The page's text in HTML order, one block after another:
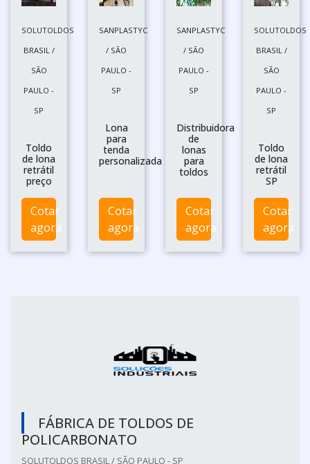
SOLUTOLDOS
BRASIL /
SÃO
PAULO -
SP
Toldo
de lona
retrátil
preço
Cotar
agora
SANPLASTYC
/ SÃO
PAULO -
SP
Lona
para
tenda
personalizada
Cotar
agora
SANPLASTYC
/ SÃO
PAULO -
SP
Distribuidora
de
lonas
para
toldos
Cotar
agora
SOLUTOLDOS
BRASIL /
SÃO
PAULO -
SP
Toldo
de lona
retrátil
SP
Cotar
agora
FÁBRICA DE TOLDOS DE
POLICARBONATO
SOLUTOLDOS BRASIL / SÃO PAULO - SP